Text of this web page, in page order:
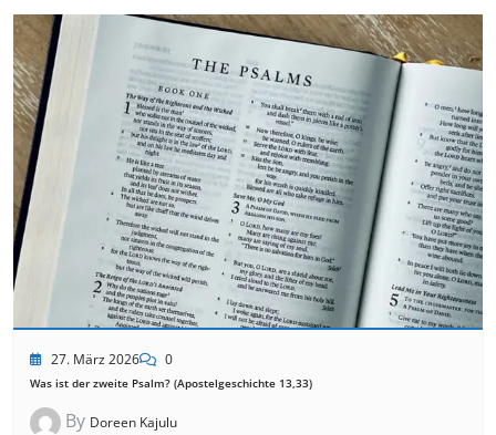
27. März 2026 0
Was ist der zweite Psalm? (Apostelgeschichte 13,33)
By Doreen Kajulu